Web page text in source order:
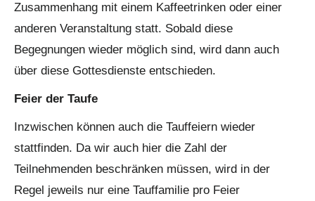
Zusammenhang mit einem Kaffeetrinken oder einer
anderen Veranstaltung statt. Sobald diese
Begegnungen wieder möglich sind, wird dann auch
über diese Gottesdienste entschieden.
Feier der Taufe
Inzwischen können auch die Tauffeiern wieder
stattfinden. Da wir auch hier die Zahl der
Teilnehmenden beschränken müssen, wird in der
Regel jeweils nur eine Tauffamilie pro Feier